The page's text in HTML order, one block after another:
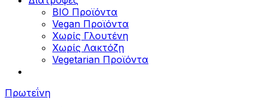
BIO Προϊόντα
Vegan Προϊόντα
Χωρίς Γλουτένη
Χωρίς Λακτόζη
Vegetarian Προϊόντα
Πρωτεΐνη